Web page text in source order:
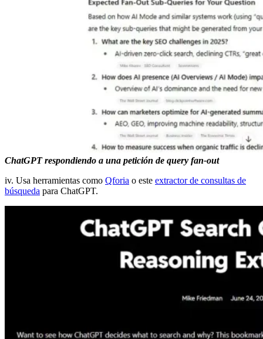
ChatGPT respondiendo a una petición de query fan-out
iv. Usa herramientas como Qforia o este extractor de consultas de
búsqueda para ChatGPT.